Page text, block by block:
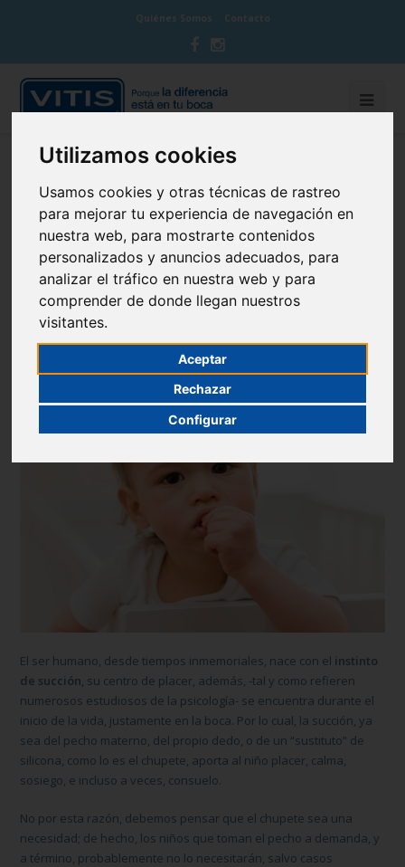
Utilizamos cookies
Usamos cookies y otras técnicas de rastreo
para mejorar tu experiencia de navegación en
nuestra web, para mostrarte contenidos
personalizados y anuncios adecuados, para
analizar el tráfico en nuestra web y para
comprender de donde llegan nuestros
visitantes.
Aceptar
Rechazar
Configurar
Quiénes Somos Contacto
Comprendiendo los hábitos de
succión del chupete y del dedo
Infantil
El ser humano, desde tiempos inmemoriales, nace con el instinto
de succión, su centro de placer, además, -tal y como refieren
numerosos estudiosos de la psicología- se encuentra durante el
inicio de la vida, justamente en la boca. Por lo cual, la succión, ya
sea del pecho materno, del propio dedo, o de un “sustituto” de
silicona, como lo es el chupete, aporta al niño placer, calma,
sosiego, e incluso a veces, consuelo.
No por esta razón, debemos pensar que el chupete sea una
necesidad; de hecho, los niños que toman el pecho a demanda, y
a término, probablemente no lo necesitarán, salvo casos